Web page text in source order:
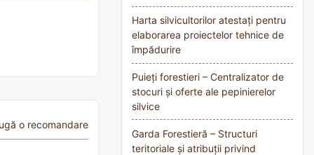
o recomandare
Harta silvicultorilor atestați pentru
elaborarea proiectelor tehnice de
împădurire
Puieți forestieri – Centralizator de
stocuri și oferte ale pepinierelor
silvice
Garda Forestieră – Structuri
teritoriale și atribuții privind